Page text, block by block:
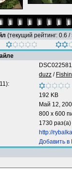
(текущий рейтинг: 0.6 /
duzz /
192 KB
Май 12,
800 x 600
1730 раз(а)
http://
Добавить